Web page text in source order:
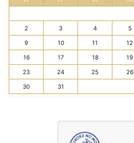
2 3 4 5
9 10 11 12
16 17 18 19
23 24 25 26
30 31